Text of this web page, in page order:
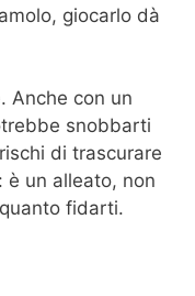
giocarlo dà
Anche con un
snobbarti
di trascurare
è un alleato, non
fidarti.